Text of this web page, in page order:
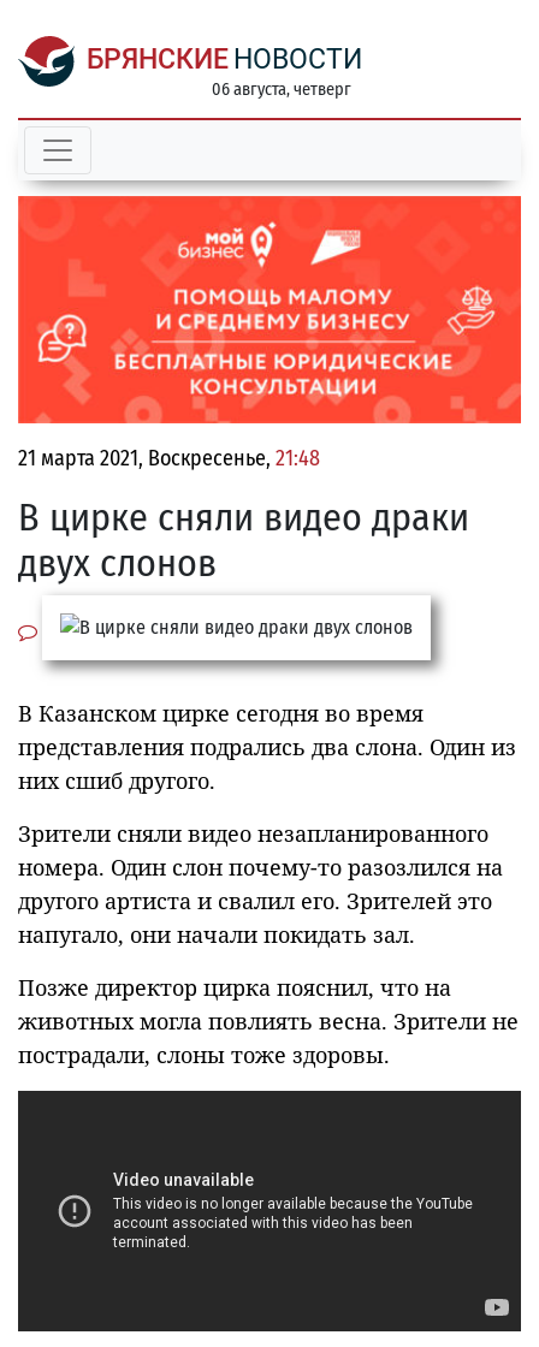
БРЯНСКИЕ НОВОСТИ
06 августа, четверг
21 марта 2021, Воскресенье, 21:48
В цирке сняли видео драки
двух слонов
В Казанском цирке сегодня во время
представления подрались два слона. Один из
них сшиб другого.
Зрители сняли видео незапланированного
номера. Один слон почему-то разозлился на
другого артиста и свалил его. Зрителей это
напугало, они начали покидать зал.
Позже директор цирка пояснил, что на
животных могла повлиять весна. Зрители не
пострадали, слоны тоже здоровы.